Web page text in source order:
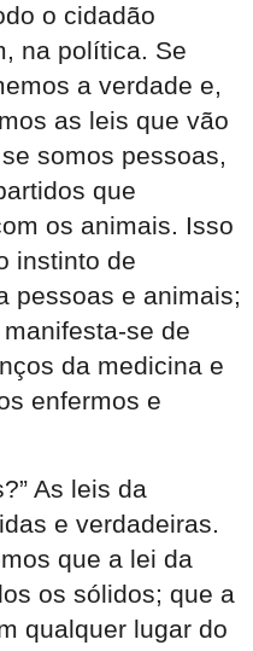
o cidadão
na política. Se
a verdade e,
as leis que vão
somos pessoas,
que
os animais. Isso
instinto de
pessoas e animais;
se de
da medicina e
enfermos e
As leis da
e verdadeiras.
que a lei da
os sólidos; que a
qualquer lugar do